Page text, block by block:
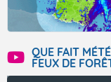
QUE FAIT
FEUX DE